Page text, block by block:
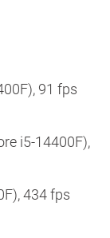
91 fps
i5-14400F),
434 fps